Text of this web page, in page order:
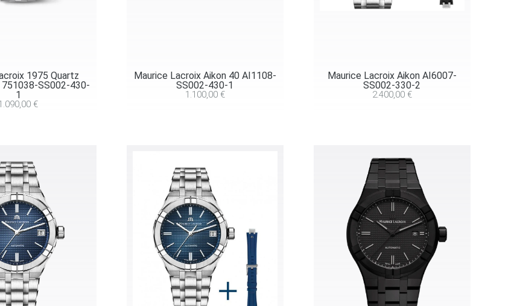
1975 Quartz
751038-SS002-430-
1
€
Maurice Lacroix Aikon 40 AI1108-
SS002-430-1
1.100,00 €
Maurice Lacroix Aikon AI6007-
SS002-330-2
2.400,00 €